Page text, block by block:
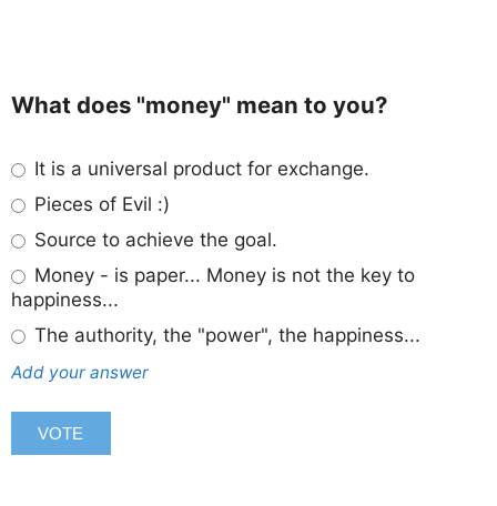
What does "money" mean to you?
It is a universal product for exchange.
Pieces of Evil :)
Source to achieve the goal.
Money - is paper... Money is not the key to
happiness...
The authority, the "power", the happiness...
Add your answer